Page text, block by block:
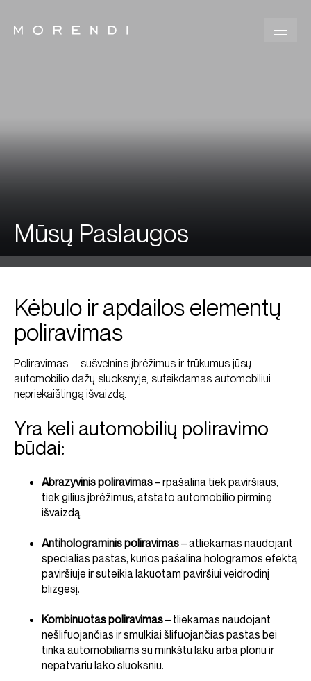
Mūsų Paslaugos
Kėbulo ir apdailos elementų
poliravimas
Poliravimas – sušvelnins įbrėžimus ir trūkumus jūsų
automobilio dažų sluoksnyje, suteikdamas automobiliui
nepriekaištingą išvaizdą.
Yra keli automobilių poliravimo
būdai:
Abrazyvinis poliravimas– rpašalina tiek paviršiaus,
tiek gilius įbrėžimus, atstato automobilio pirminę
išvaizdą.
Antiholograminis poliravimas– atliekamas naudojant
specialias pastas, kurios pašalina hologramos efektą
paviršiuje ir suteikia lakuotam paviršiui veidrodinį
blizgesį.
Kombinuotas poliravimas– tliekamas naudojant
nešlifuojančias ir smulkiai šlifuojančias pastas bei
tinka automobiliams su minkštu laku arba plonu ir
nepatvariu lako sluoksniu.